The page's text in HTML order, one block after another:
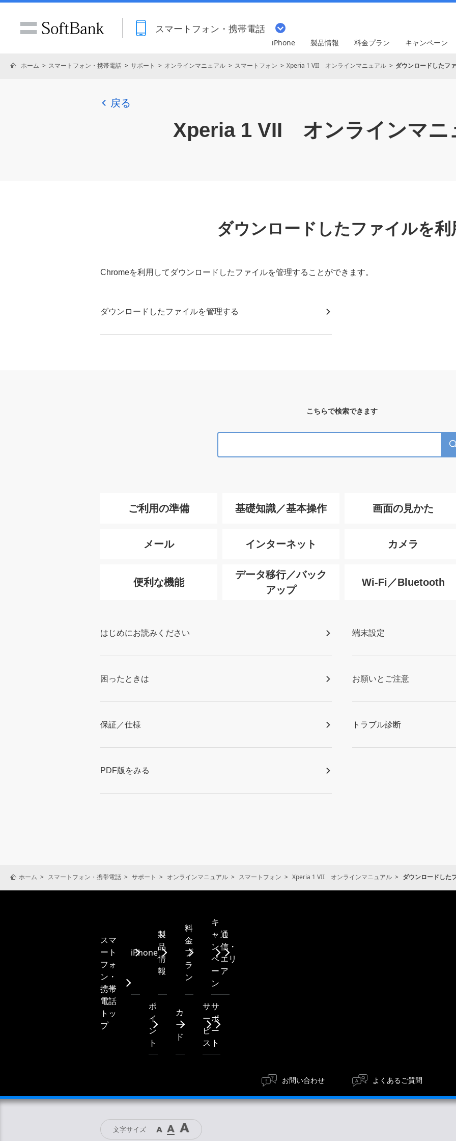
スマートフォン・携帯電話
iPhone 製品情報 料金プラン キャンペーン
ホーム スマートフォン・携帯電話 サポート オンラインマニュアル スマートフォン Xperia 1 VII オンラインマニュアル ダウンロードしたフ
戻る
Xperia 1 VII オンラインマニ
ダウンロードしたファイルを利
Chromeを利用してダウンロードしたファイルを管理することができます。
ダウンロードしたファイルを管理する
こちらで検索できます
ご利用の準備 基礎知識／基本操作 画面の見かた
メール インターネット カメラ
便利な機能
データ移行／バック
アップ
Wi-Fi／Bluetooth
はじめにお読みください 端末設定
困ったときは お願いとご注意
保証／仕様 トラブル診断
PDF版をみる
ホーム スマートフォン・携帯電話 サポート オンラインマニュアル スマートフォン Xperia 1 VII オンラインマニュアル ダウンロードした
スマ
ート
フォ
ン・
携帯
電話
トッ
プ
iPhone
製
品
情
報
料
金
プ
ラ
ン
キ
ャ
ン
ペ
ー
ン
通
信・
エリ
ア
ポ
イ
ン
ト
カ
ー
ド
サ
ー
ビ
ス
サ
ポ
ー
ト
お問い合わせ よくあるご質問
文字サイズ